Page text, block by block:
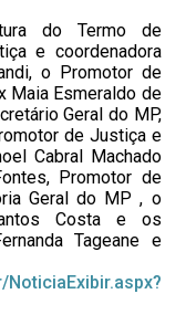
do Termo de
e coordenadora
o Promotor de
Maia Esmeraldo de
Geral do MP,
de Justiça e
Cabral Machado
Promotor de
Geral do MP , o
Costa e os
Tageane e
NoticiaExibir.aspx?